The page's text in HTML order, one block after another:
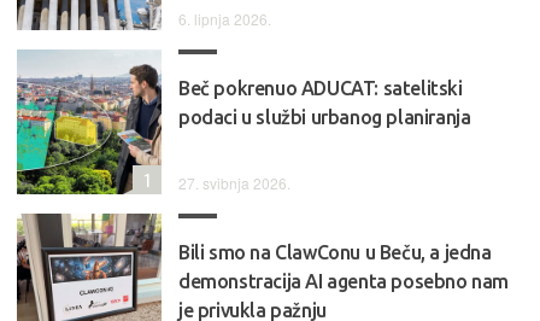
6. lipnja 2026.
Beč pokrenuo ADUCAT: satelitski
podaci u službi urbanog planiranja
27. svibnja 2026.
1
Bili smo na ClawConu u Beču, a jedna
demonstracija AI agenta posebno nam
je privukla pažnju